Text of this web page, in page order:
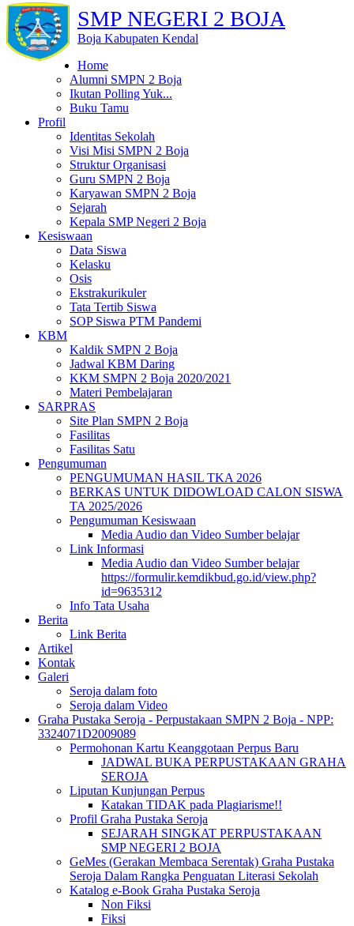
SMP NEGERI 2 BOJA
Boja Kabupaten Kendal
Home
Alumni SMPN 2 Boja
Ikutan Polling Yuk...
Buku Tamu
Profil
Identitas Sekolah
Visi Misi SMPN 2 Boja
Struktur Organisasi
Guru SMPN 2 Boja
Karyawan SMPN 2 Boja
Sejarah
Kepala SMP Negeri 2 Boja
Kesiswaan
Data Siswa
Kelasku
Osis
Ekstrakurikuler
Tata Tertib Siswa
SOP Siswa PTM Pandemi
KBM
Kaldik SMPN 2 Boja
Jadwal KBM Daring
KKM SMPN 2 Boja 2020/2021
Materi Pembelajaran
SARPRAS
Site Plan SMPN 2 Boja
Fasilitas
Fasilitas Satu
Pengumuman
PENGUMUMAN HASIL TKA 2026
BERKAS UNTUK DIDOWLOAD CALON SISWA
TA 2025/2026
Pengumuman Kesiswaan
Media Audio dan Video Sumber belajar
Link Informasi
Media Audio dan Video Sumber belajar
https://formulir.kemdikbud.go.id/view.php?
id=9635312
Info Tata Usaha
Berita
Link Berita
Artikel
Kontak
Galeri
Seroja dalam foto
Seroja dalam Video
Graha Pustaka Seroja - Perpustakaan SMPN 2 Boja - NPP:
3324071D2009089
Permohonan Kartu Keanggotaan Perpus Baru
JADWAL BUKA PERPUSTAKAAN GRAHA
SEROJA
Liputan Kunjungan Perpus
Katakan TIDAK pada Plagiarisme!!
Profil Graha Pustaka Seroja
SEJARAH SINGKAT PERPUSTAKAAN
SMP NEGERI 2 BOJA
GeMes (Gerakan Membaca Serentak) Graha Pustaka
Seroja Dalam Rangka Penguatan Literasi Sekolah
Katalog e-Book Graha Pustaka Seroja
Non Fiksi
Fiksi